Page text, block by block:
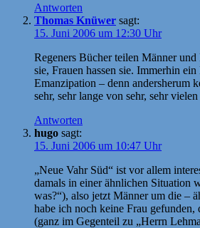
Antworten
Thomas Knüwer sagt:
15. Juni 2006 um 12:30 Uhr
Regeners Bücher teilen Männer
sie, Frauen hassen sie. Immerhin
Emanzipation – denn andersherum
sehr, sehr lange von sehr, sehr
Antworten
hugo sagt:
15. Juni 2006 um 10:47 Uhr
„Neue Vahr Süd“ ist vor allem
damals in einer ähnlichen Situation
was?“), also jetzt Männer um die –
habe ich noch keine Frau
(ganz im Gegenteil zu „Herrn